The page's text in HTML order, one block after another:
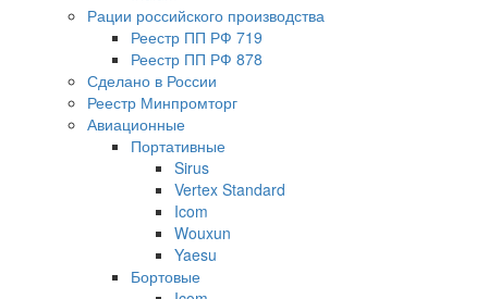
Рации российского производства
Реестр ПП РФ 719
Реестр ПП РФ 878
Сделано в России
Реестр Минпромторг
Авиационные
Портативные
Sirus
Vertex Standard
Icom
Wouxun
Yaesu
Бортовые